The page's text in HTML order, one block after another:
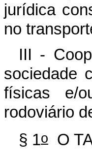
jurídica
no
III -
sociedade
físicas e/
rodoviário
§ 1o
O